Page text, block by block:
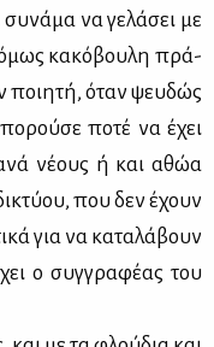
συ­νά­μα να γε­λά­σει με
όμως κα­κό­βου­λη πρά­
ποι­η­τή, όταν ψευ­δώς
πο­τέ να έχει
νέ­ους ή και αθώα
που δεν έχουν
για να κα­τα­λά­βουν
ο συγ­γρα­φέ­ας του